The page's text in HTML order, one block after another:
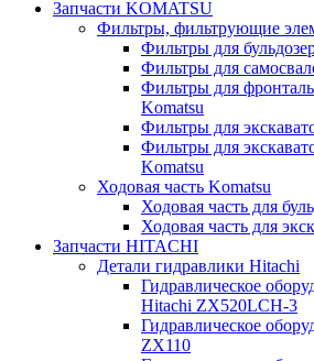
Запчасти KOMATSU
Фильтры, фильтрующие
Фильтры для
Фильтры для
Фильтры для
Komatsu
Фильтры для
Фильтры для
Komatsu
Ходовая часть Komatsu
Ходовая часть для
Ходовая часть для
Запчасти HITACHI
Детали гидравлики Hitachi
Гидравлическое
Hitachi ZX520LCH-3
Гидравлическое
ZX110